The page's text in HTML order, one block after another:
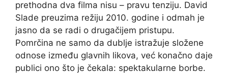
prethodna dva filma nisu – pravu tenziju. David
Slade preuzima režiju 2010. godine i odmah je
jasno da se radi o drugačijem pristupu.
Pomrčina ne samo da dublje istražuje složene
odnose između glavnih likova, već konačno daje
publici ono što je čekala: spektakularne borbe.